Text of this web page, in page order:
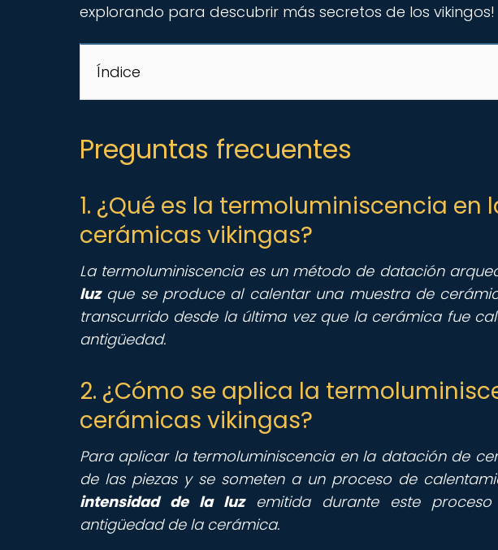
explorando para descubrir más secretos de los vikingos!
Índice
Preguntas frecuentes
1. ¿Qué es la termoluminiscencia en
cerámicas vikingas?
La termoluminiscencia es un método de datación
luzque se produce al calentar una muestra de
transcurrido desde la última vez que la cerámica fue
antigüedad.
2. ¿Cómo se aplica la
cerámicas vikingas?
Para aplicar la termoluminiscencia en la datación de
de las piezas y se someten a un proceso de
intensidad de la luzemitida durante este
antigüedad de la cerámica.